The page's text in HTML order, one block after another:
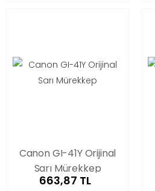
Canon GI-41Y Orijinal
Sarı Mürekkep
663,87 TL